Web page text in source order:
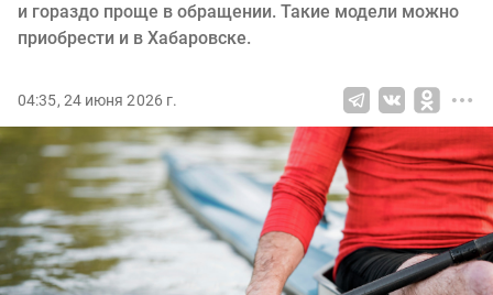
и гораздо проще в обращении. Такие модели можно
приобрести и в Хабаровске.
04:35, 24 июня 2026 г.